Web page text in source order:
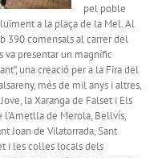
pel poble
a la plaça de la Mel. Al
390 comensals al carrer del
va presentar un magnífic
una creació per a la Fira del
més de mil anys i altres,
la Xaranga de Falset i Els
de Merola, Bellvís,
Joan de Vilatorrada, Sant
i les colles locals dels